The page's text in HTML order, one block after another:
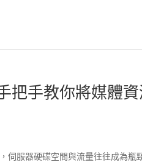
把手教你將媒體
伺服器硬碟空間與流量往往成為瓶